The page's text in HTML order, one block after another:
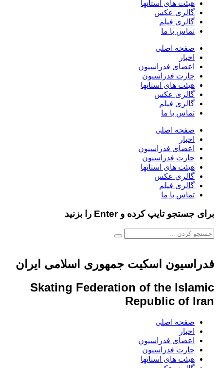
هیئت های استانها
گالری عکس
گالری فیلم
تماس با ما
صفحه اصلی
اخبار
اعضای فدراسیون
چارت فدراسیون
هیئت های استانها
گالری عکس
گالری فیلم
تماس با ما
صفحه اصلی
اخبار
اعضای فدراسیون
چارت فدراسیون
هیئت های استانها
گالری عکس
گالری فیلم
تماس با ما
برای جستجو تایپ کرده و Enter را بزنید
فدراسیون اسکیت جمهوری اسلامی ایران
Skating Federation of the Islamic
Republic of Iran
صفحه اصلی
اخبار
اعضای فدراسیون
چارت فدراسیون
هیئت های استانها